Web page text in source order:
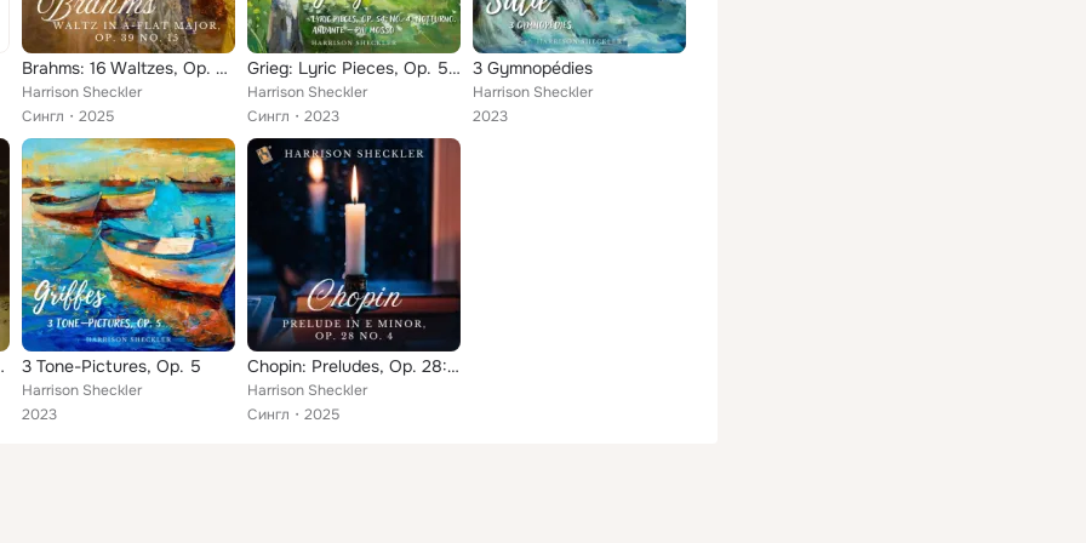
Brahms: 16 Waltzes, Op. 39: No. 15 in A-Flat Major
Harrison Sheckler
Сингл
2025
Grieg: Lyric Pieces, Op. 54: No. 4, Notturno. Andante - Più mos
Harrison Sheckler
Сингл
2023
3 Gymnopédies
Harrison Sheckler
2023
59 3 Tone-Pictures, Op. 5
Harrison Sheckler
2023
Chopin: Preludes, Op. 28: No. 4 in E Minor, Largo
Harrison Sheckler
Сингл
2025